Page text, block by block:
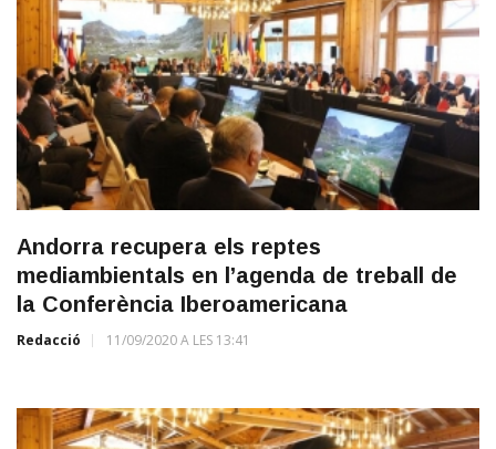
Andorra recupera els reptes
mediambientals en l’agenda de treball de
la Conferència Iberoamericana
Redacció 11/09/2020 A LES 13:41